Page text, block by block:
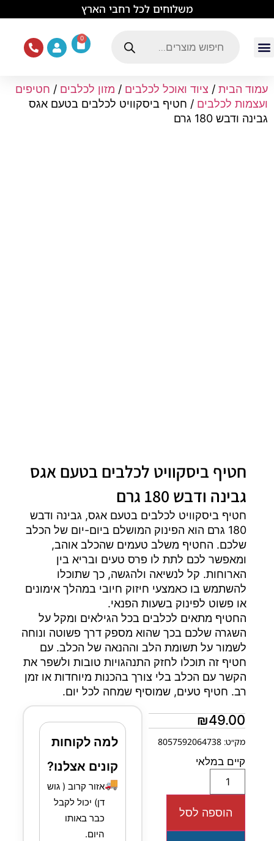
משלוחים לכל רחבי הארץ
0
עמוד הבית / ציוד ואוכל לכלבים / מזון לכלבים / חטיפים
ועצמות לכלבים / חטיף ביסקוויט לכלבים בטעם אגס
גבינה ודבש 180 גרם
חטיף ביסקוויט לכלבים בטעם אגס
גבינה ודבש 180 גרם
חטיף ביסקוויט לכלבים בטעם אגס, גבינה ודבש
180 גרם הוא הפינוק המושלם ביום-יום של הכלב
שלכם. החטיף משלב טעמים שהכלב אוהב,
ומאפשר לכם לתת לו פרס טעים ובריא בין
הארוחות. קל לנשיאה ולהגשה, כך שתוכלו
להשתמש בו כאמצעי חיזוק חיובי במהלך אימונים
או פשוט לפינוק בשעות הפנאי.
החטיף מתאים לכלבים בכל הגילאים ומקל על
השגרה שלכם בכך שהוא מספק דרך פשוטה ונוחה
לשמור על תשומת הלב וההנאה של הכלב. עם
חטיף זה תוכלו לחזק התנהגויות טובות ולשפר את
הקשר עם הכלב בלי צורך בהכנות מיוחדות או זמן
רב. חטיף טעים, שמוסיף שמחה לכל יום.
₪49.00
מק״ט: 8057592064738
קיים במלאי
הוספה לסל
למה לקוחות
קונים אצלנו?
🚚אזור קרוב ( גוש
דן) יכול לקבל
כבר באותו
היום.